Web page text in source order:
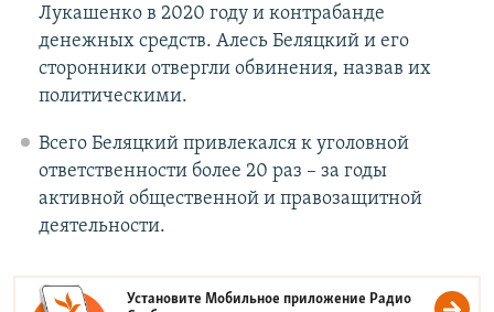
Лукашенко в 2020 году и контрабанде
денежных средств. Алесь Беляцкий и его
сторонники отвергли обвинения, назвав их
политическими.
Всего Беляцкий привлекался к уголовной
ответственности более 20 раз – за годы
активной общественной и правозащитной
деятельности.
Установите Мобильное приложение Радио